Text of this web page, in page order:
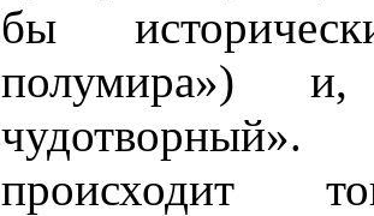
бы
полумира») и,
происходит